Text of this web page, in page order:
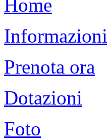
Home
Informazioni
Prenota ora
Dotazioni
Foto